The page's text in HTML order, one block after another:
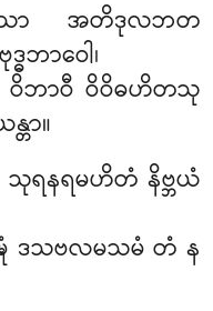
ာသော အတိဒုလဘတ
ဘာဝေါ၊
ဝိဘာဝီ ဝိဝိဓဟိတသု
တာ။
သုရနရမဟိတံ နိဗ္ဘယံ
ဎံ ဒသဗလမသမံ တံ န